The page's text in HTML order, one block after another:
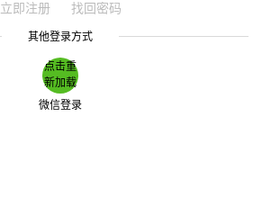
立即注册 找回密码
其他登录方式
点击重
新加载
微信登录